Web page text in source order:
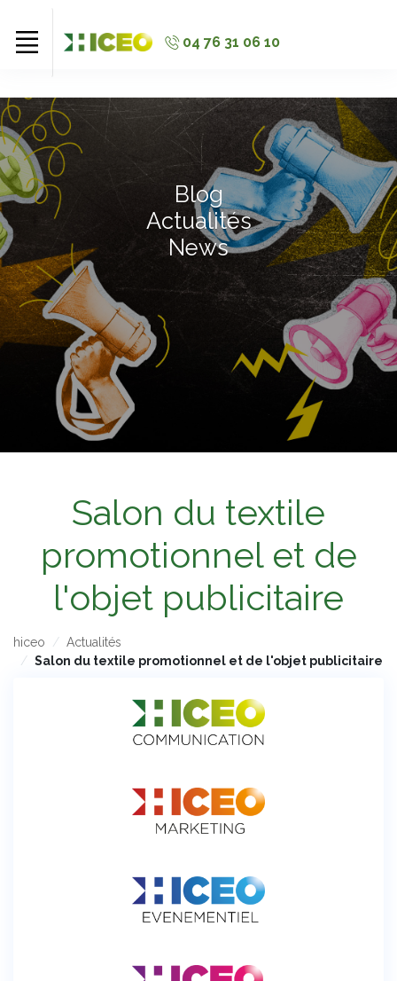
04 76 31 06 10
Blog
Actualités
News
Salon du textile
promotionnel et de
l'objet publicitaire
hiceo
Actualités
Salon du textile promotionnel et de l'objet publicitaire